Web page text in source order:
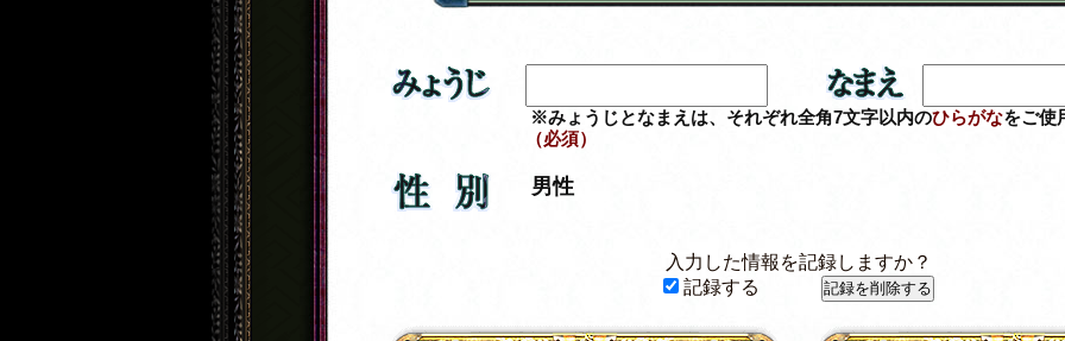
※みょうじとなまえは、それぞれ全角7文字以内のひらがなをご使
（必須）
男性
入力した情報を記録しますか？
記録する